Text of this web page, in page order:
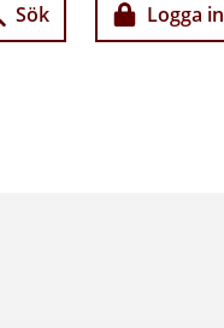
Sök Logga in